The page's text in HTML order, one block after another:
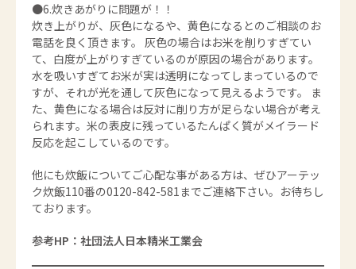
●6.炊きあがりに問題が！！
炊き上がりが、灰色になるや、黄色になるとのご相談のお
電話を良く頂きます。 灰色の場合はお米を削りすぎてい
て、白度が上がりすぎているのが原因の場合があります。
水を吸いすぎてお米が実は透明になってしまっているので
すが、それが光を通して灰色になって見えるようです。 ま
た、黄色になる場合は反対に削り方が足らない場合が考え
られます。米の表皮に残っているたんぱく質がメイラード
反応を起こしているのです。
他にも炊飯についてご心配な事がある方は、ぜひアーテッ
ク炊飯110番の0120-842-581までご連絡下さい。お待ちし
ております。
参考HP：社団法人日本精米工業会